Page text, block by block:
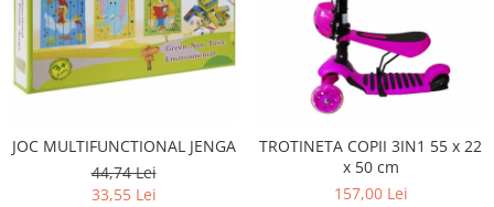
JOC MULTIFUNCTIONAL JENGA
44,74 Lei
33,55 Lei
TROTINETA COPII 3IN1 55 x 22
x 50 cm
157,00 Lei